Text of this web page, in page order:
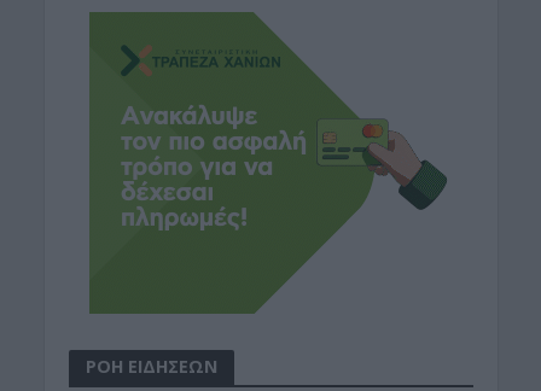
ΡΟΗ ΕΙΔΗΣΕΩΝ